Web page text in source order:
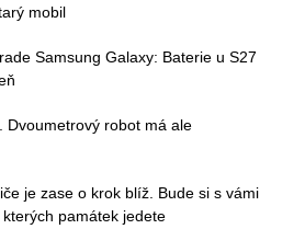
mobil
Samsung Galaxy: Baterie u S27
Dvoumetrový robot má ale
je zase o krok blíž. Bude si s vámi
památek jedete